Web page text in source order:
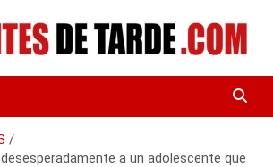
DE TARDE
a un adolescente que